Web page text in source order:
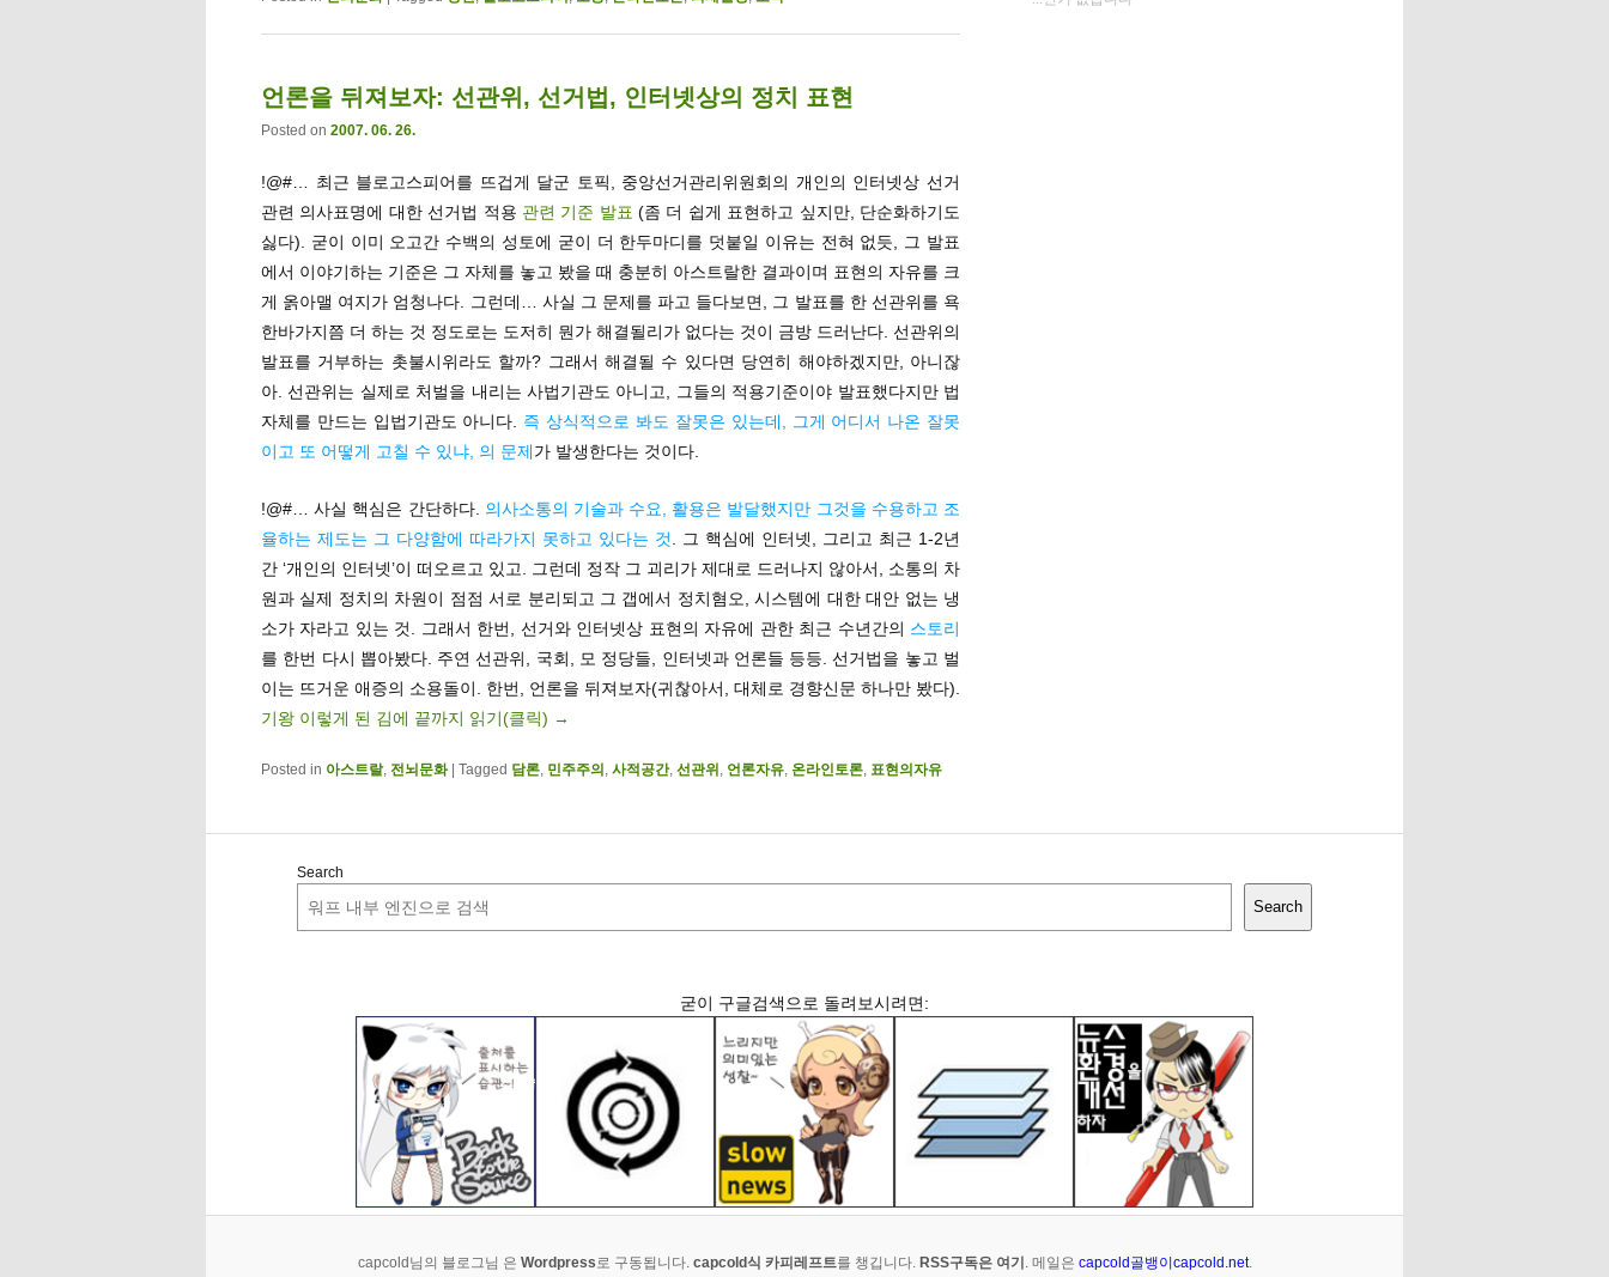
언론을 뒤져보자: 선관위, 선거법, 인터넷상의 정치 표현
Posted on 2007. 06. 26.
!@#… 최근 블로고스피어를 뜨겁게 달군 토픽, 중앙선거관리위원회의 개인의 인터넷상 선거
관련 의사표명에 대한 선거법 적용 관련 기준 발표 (좀 더 쉽게 표현하고 싶지만, 단순화하기도
싫다). 굳이 이미 오고간 수백의 성토에 굳이 더 한두마디를 덧붙일 이유는 전혀 없듯, 그 발표
에서 이야기하는 기준은 그 자체를 놓고 봤을 때 충분히 아스트랄한 결과이며 표현의 자유를 크
게 옭아맬 여지가 엄청나다. 그런데… 사실 그 문제를 파고 들다보면, 그 발표를 한 선관위를 욕
한바가지쯤 더 하는 것 정도로는 도저히 뭔가 해결될리가 없다는 것이 금방 드러난다. 선관위의
발표를 거부하는 촛불시위라도 할까? 그래서 해결될 수 있다면 당연히 해야하겠지만, 아니잖
아. 선관위는 실제로 처벌을 내리는 사법기관도 아니고, 그들의 적용기준이야 발표했다지만 법
자체를 만드는 입법기관도 아니다. 즉 상식적으로 봐도 잘못은 있는데, 그게 어디서 나온 잘못
이고 또 어떻게 고칠 수 있냐, 의 문제가 발생한다는 것이다.
!@#… 사실 핵심은 간단하다. 의사소통의 기술과 수요, 활용은 발달했지만 그것을 수용하고 조
율하는 제도는 그 다양함에 따라가지 못하고 있다는 것
. 그 핵심에 인터넷, 그리고 최근 1-2년
간 ‘개인의 인터넷’이 떠오르고 있고. 그런데 정작 그 괴리가 제대로 드러나지 않아서, 소통의 차
원과 실제 정치의 차원이 점점 서로 분리되고 그 갭에서 정치혐오, 시스템에 대한 대안 없는 냉
소가 자라고 있는 것. 그래서 한번, 선거와 인터넷상 표현의 자유에 관한 최근 수년간의 스토리
를 한번 다시 뽑아봤다. 주연 선관위, 국회, 모 정당들, 인터넷과 언론들 등등. 선거법을 놓고 벌
이는 뜨거운 애증의 소용돌이. 한번, 언론을 뒤져보자(귀찮아서, 대체로 경향신문 하나만 봤다).
기왕 이렇게 된 김에 끝까지 읽기(클릭) →
Posted in 아스트랄, 전뇌문화 | Tagged 담론 민주주의 사적공간, 선관위 언론자유 온라인토론 표현의자유
Search
Search
굳이 구글검색으로 돌려보시려면:
capcold님의 블로그님 은 Wordpress로 구동됩니다. capcold식 카피레프트를 챙깁니다. RSS구독은 여기 . 메일은 capcold골뱅이capcold.net.